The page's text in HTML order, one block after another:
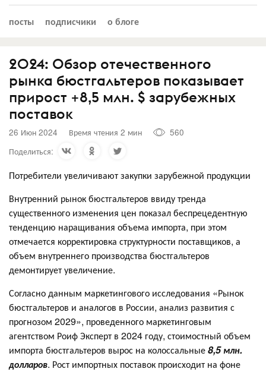
посты подписчики о блоге
2024: Обзор отечественного
рынка бюстгальтеров показывает
прирост +8,5 млн. $ зарубежных
поставок
26 Июн 2024 Время чтения 2 мин
560
Поделиться:
Потребители увеличивают закупки зарубежной продукции
Внутренний рынок бюстгальтеров ввиду тренда
существенного изменения цен показал беспрецедентную
тенденцию наращивания объема импорта, при этом
отмечается корректировка структурности поставщиков, а
объем внутреннего производства бюстгальтеров
демонтирует увеличение.
Согласно данным маркетингового исследования «Рынок
бюстгальтеров и аналогов в России, анализ развития с
прогнозом 2029», проведенного маркетинговым
агентством Роиф Эксперт в 2024 году, стоимостный объем
импорта бюстгальтеров вырос на колоссальные8,5 млн.
долларов. Рост импортных поставок происходит на фоне